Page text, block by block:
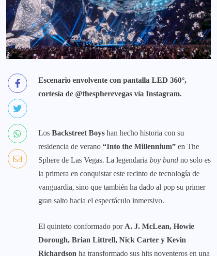
Escenario envolvente con pantalla LED 360°,
cortesía de @thespherevegas vía Instagram.
Los Backstreet Boys han hecho historia con su
residencia de verano “Into the Millennium” en The
Sphere de Las Vegas. La legendaria boy band no solo es
la primera en conquistar este recinto de tecnología de
vanguardia, sino que también ha dado al pop su primer
gran salto hacia el espectáculo inmersivo.
El quinteto conformado por A. J. McLean, Howie
Dorough, Brian Littrell, Nick Carter y Kevin
Richardson ha transformado sus hits noventeros en una